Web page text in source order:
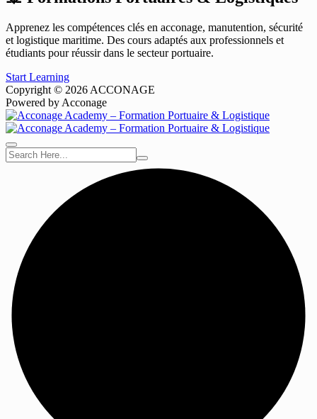
Apprenez les compétences clés en acconage, manutention, sécurité
et logistique maritime. Des cours adaptés aux professionnels et
étudiants pour réussir dans le secteur portuaire.
Start Learning
Copyright © 2026 ACCONAGE
Powered by Acconage